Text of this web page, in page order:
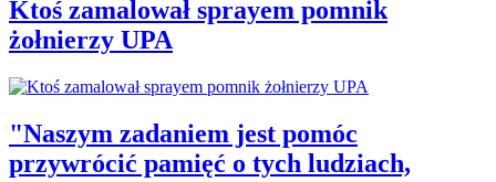
Ktoś zamalował sprayem pomnik
żołnierzy UPA
"Naszym zadaniem jest pomóc
przywrócić pamięć o tych ludziach,